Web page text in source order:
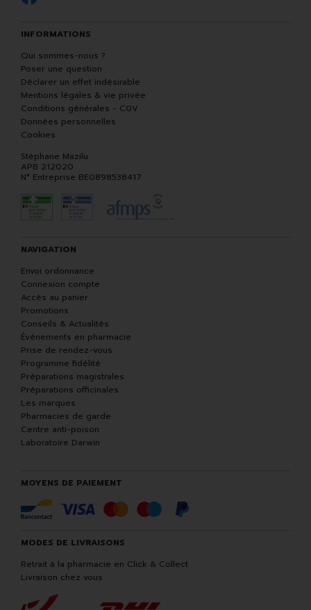
INFORMATIONS
Qui sommes-nous ?
Poser une question
Déclarer un effet indésirable
Mentions légales & vie privée
Conditions générales - CGV
Données personnelles
Cookies
Stéphane Mazilu
APB 212020
N° Entreprise BE0898538417
NAVIGATION
Envoi ordonnance
Connexion compte
Accès au panier
Promotions
Conseils & Actualités
Événements en pharmacie
Prise de rendez-vous
Programme fidélité
Préparations magistrales
Préparations officinales
Les marques
Pharmacies de garde
Centre anti-poison
Laboratoire Darwin
MOYENS DE PAIEMENT
MODES DE LIVRAISONS
Retrait à la pharmacie en Click & Collect
Livraison chez vous